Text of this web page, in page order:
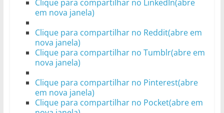
Clique para compartilhar no LinkedIn(abre
em nova janela)
Clique para compartilhar no Reddit(abre em
nova janela)
Clique para compartilhar no Tumblr(abre em
nova janela)
Clique para compartilhar no Pinterest(abre
em nova janela)
Clique para compartilhar no Pocket(abre em